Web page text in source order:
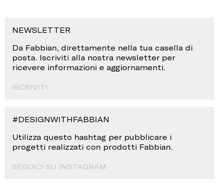
NEWSLETTER
Da Fabbian, direttamente nella tua casella di
posta. Iscriviti alla nostra newsletter per
ricevere informazioni e aggiornamenti.
ISCRIVITI
#DESIGNWITHFABBIAN
Utilizza questo hashtag per pubblicare i
progetti realizzati con prodotti Fabbian.
SEGUICI SU INSTAGRAM